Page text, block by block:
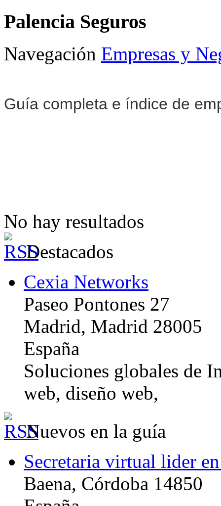
Palencia Seguros
Navegación Empresas y
Guía completa e índice de
No hay resultados
Destacados
Cexia Networks
Paseo Pontones 27
Madrid, Madrid 28005
España
Soluciones globales de
web, diseño web,
Nuevos en la guía
Secretaria virtual lider
Baena, Córdoba 14850